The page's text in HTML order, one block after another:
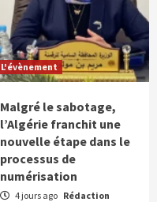
L'évènement
Malgré le sabotage,
l’Algérie franchit une
nouvelle étape dans le
processus de
numérisation
4 jours ago Rédaction